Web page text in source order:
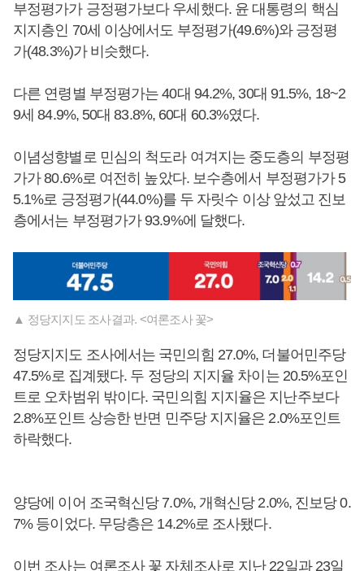
부정평가가 긍정평가보다 우세했다. 윤 대통령의 핵심
지지층인 70세 이상에서도 부정평가(49.6%)와 긍정평
가(48.3%)가 비슷했다.
다른 연령별 부정평가는 40대 94.2%, 30대 91.5%, 18~2
9세 84.9%, 50대 83.8%, 60대 60.3%였다.
이념성향별로 민심의 척도라 여겨지는 중도층의 부정평
가가 80.6%로 여전히 높았다. 보수층에서 부정평가가 5
5.1%로 긍정평가(44.0%)를 두 자릿수 이상 앞섰고 진보
층에서는 부정평가가 93.9%에 달했다.
▲ 정당지지도 조사결과. <여론조사 꽃>
정당지지도 조사에서는 국민의힘 27.0%, 더불어민주당
47.5%로 집계됐다. 두 정당의 지지율 차이는 20.5%포인
트로 오차범위 밖이다. 국민의힘 지지율은 지난주보다
2.8%포인트 상승한 반면 민주당 지지율은 2.0%포인트
하락했다.
양당에 이어 조국혁신당 7.0%, 개혁신당 2.0%, 진보당 0.
7% 등이었다. 무당층은 14.2%로 조사됐다.
이번 조사는 여론조사 꽃 자체조사로 지난 22일과 23일